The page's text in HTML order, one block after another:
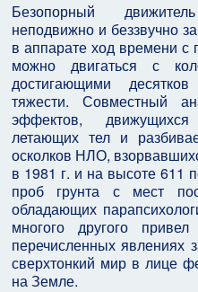
Безопорный
неподвижно и беззвучно
в аппарате ход времени
можно двигаться с
достигающими
тяжести. Совместный
эффектов,
летающих тел и
осколков НЛО,
в 1981 г. и на высоте 611
проб грунта с мест
обладающих
многого другого
перечисленных явлениях
сверхтонкий мир в лице
на Земле.